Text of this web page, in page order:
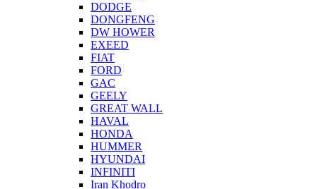
DODGE
DONGFENG
DW HOWER
EXEED
FIAT
FORD
GAC
GEELY
GREAT WALL
HAVAL
HONDA
HUMMER
HYUNDAI
INFINITI
Iran Khodro